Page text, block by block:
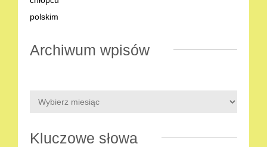
Archiwum wpisów
Kluczowe słowa